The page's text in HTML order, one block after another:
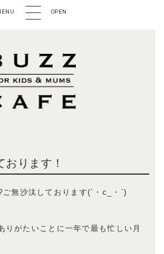
OPEN
ります！
無沙汰しております(´・c_・`)
りがたいことに一年で最も忙しい月